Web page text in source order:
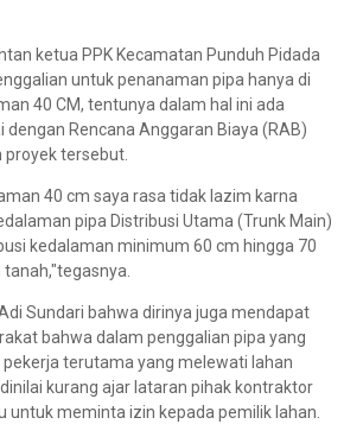
ketua PPK Kecamatan Punduh Pidada
untuk penanaman pipa hanya di
40 CM, tentunya dalam hal ini ada
dengan Rencana Anggaran Biaya (RAB)
tersebut.
40 cm saya rasa tidak lazim karna
pipa Distribusi Utama (Trunk Main)
kedalaman minimum 60 cm hingga 70
Sundari bahwa dirinya juga mendapat
bahwa dalam penggalian pipa yang
pekerja terutama yang melewati lahan
kurang ajar lataran pihak kontraktor
untuk meminta izin kepada pemilik lahan.